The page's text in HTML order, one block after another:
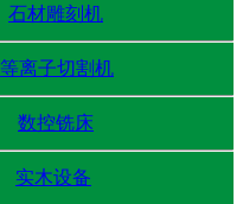
石材雕刻机
等离子切割机
数控铣床
实木设备